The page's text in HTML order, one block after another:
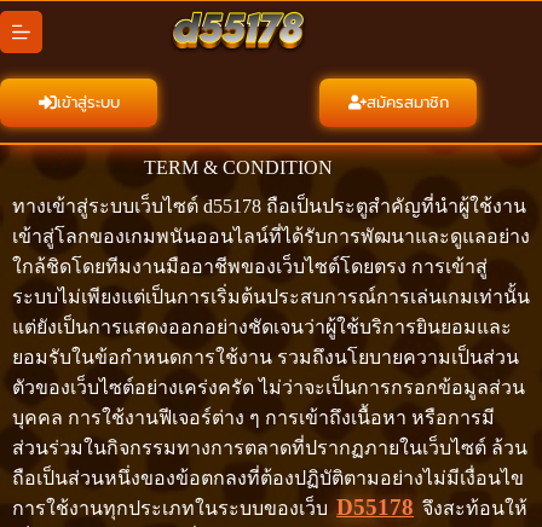
Skip
to
content
เข้าสู่ระบบ สมัครสมาชิก
TERM & CONDITION
ทางเข้าสู่ระบบเว็บไซต์ d55178 ถือเป็นประตูสำคัญที่นำผู้ใช้งาน
เข้าสู่โลกของเกมพนันออนไลน์ที่ได้รับการพัฒนาและดูแลอย่าง
ใกล้ชิดโดยทีมงานมืออาชีพของเว็บไซต์โดยตรง การเข้าสู่
ระบบไม่เพียงแต่เป็นการเริ่มต้นประสบการณ์การเล่นเกมเท่านั้น
แต่ยังเป็นการแสดงออกอย่างชัดเจนว่าผู้ใช้บริการยินยอมและ
ยอมรับในข้อกำหนดการใช้งาน รวมถึงนโยบายความเป็นส่วน
ตัวของเว็บไซต์อย่างเคร่งครัด ไม่ว่าจะเป็นการกรอกข้อมูลส่วน
บุคคล การใช้งานฟีเจอร์ต่าง ๆ การเข้าถึงเนื้อหา หรือการมี
ส่วนร่วมในกิจกรรมทางการตลาดที่ปรากฏภายในเว็บไซต์ ล้วน
ถือเป็นส่วนหนึ่งของข้อตกลงที่ต้องปฏิบัติตามอย่างไม่มีเงื่อนไข
การใช้งานทุกประเภทในระบบของเว็บ D55178 จึงสะท้อนให้